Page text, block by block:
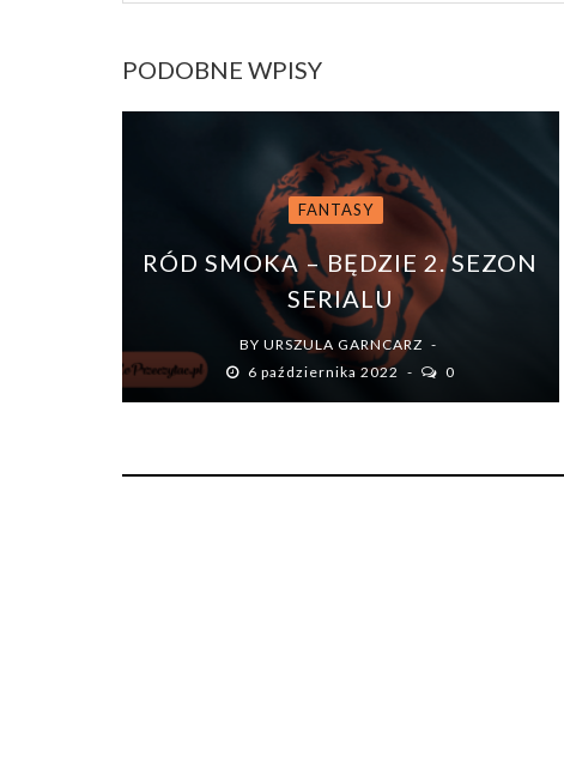
PODOBNE WPISY
FANTASY
RÓD SMOKA – BĘDZIE 2. SEZON
SERIALU
BY URSZULA GARNCARZ
6 października 2022
0